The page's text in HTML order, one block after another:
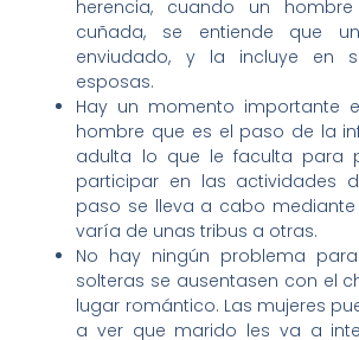
herencia, cuando un
cuñada, se entiende que
enviudado, y la incluye en
esposas.
Hay un momento importante
hombre que es el paso de la
adulta lo que le faculta para
participar en las actividades
paso se lleva a cabo
varía de unas tribus a otras.
No hay ningún problema
solteras se ausentasen con el
lugar romántico. Las mujeres
a ver que marido les va a